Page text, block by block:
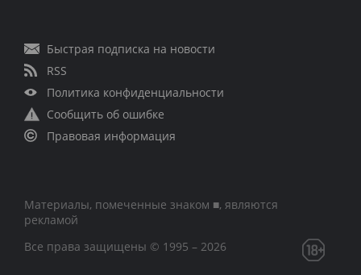
Быстрая подписка на новости
RSS
Политика конфиденциальности
Сообщить об ошибке
Правовая информация
Материалы, помеченные знаком ■, являются
рекламой
Все права защищены © 1995 – 2026